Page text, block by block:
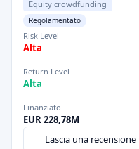
Equity crowdfunding
Regolamentato
Risk Level
Alta
Return Level
Alta
Finanziato
EUR 228,78M
Lascia una recensione